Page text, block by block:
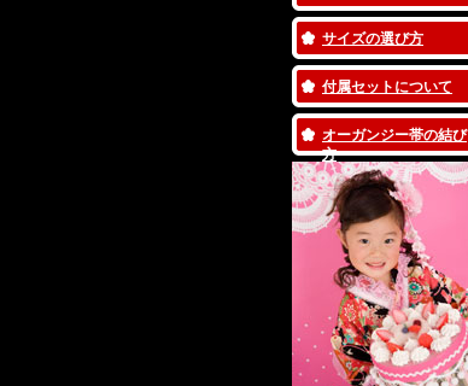
サイズの選び方
付属セットについて
オーガンジー帯の結び
方